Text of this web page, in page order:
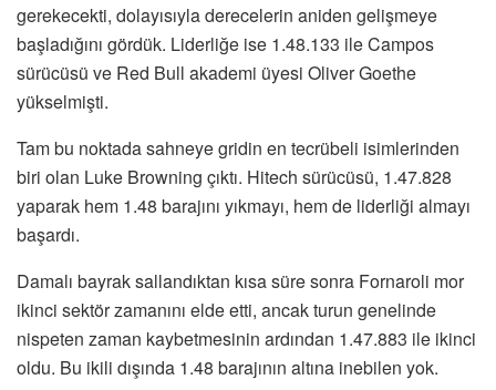
gerekecekti, dolayısıyla derecelerin aniden gelişmeye
başladığını gördük. Liderliğe ise 1.48.133 ile Campos
sürücüsü ve Red Bull akademi üyesi Oliver Goethe
yükselmişti.
Tam bu noktada sahneye gridin en tecrübeli isimlerinden
biri olan Luke Browning çıktı. Hitech sürücüsü, 1.47.828
yaparak hem 1.48 barajını yıkmayı, hem de liderliği almayı
başardı.
Damalı bayrak sallandıktan kısa süre sonra Fornaroli mor
ikinci sektör zamanını elde etti, ancak turun genelinde
nispeten zaman kaybetmesinin ardından 1.47.883 ile ikinci
oldu. Bu ikili dışında 1.48 barajının altına inebilen yok.